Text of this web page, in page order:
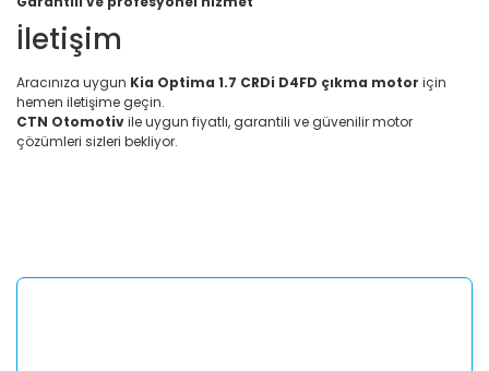
İletişim
Aracınıza uygun Kia Optima 1.7 CRDi D4FD çıkma motor için
hemen iletişime geçin.
CTN Otomotivile uygun fiyatlı, garantili ve güvenilir motor
çözümleri sizleri bekliyor.
Yorum Yaz